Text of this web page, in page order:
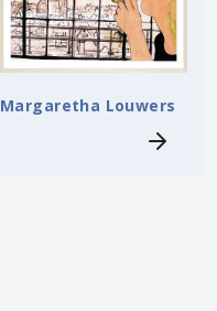
Margaretha Louwers